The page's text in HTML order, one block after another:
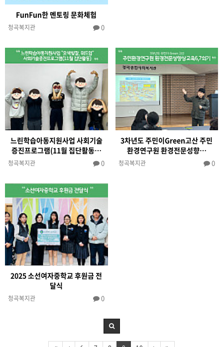
FunFun한 멘토링 문화체험
청곡복지관 0
느린학습아동지원사업 사회기술
증진프로그램(11월 집단활동…
청곡복지관 0
3차년도 주민이Green고산 주민
환경연구원 환경전문성향…
청곡복지관 0
2025 소선여자중학교 후원금 전
달식
청곡복지관 0